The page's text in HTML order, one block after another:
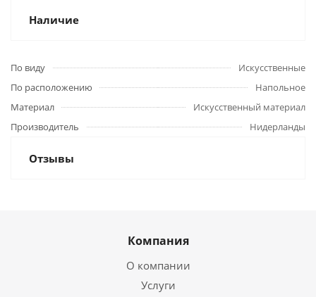
Наличие
По виду
Искусственные
По расположению
Напольное
Материал
Искусственный материал
Производитель
Нидерланды
Отзывы
Компания
О компании
Услуги